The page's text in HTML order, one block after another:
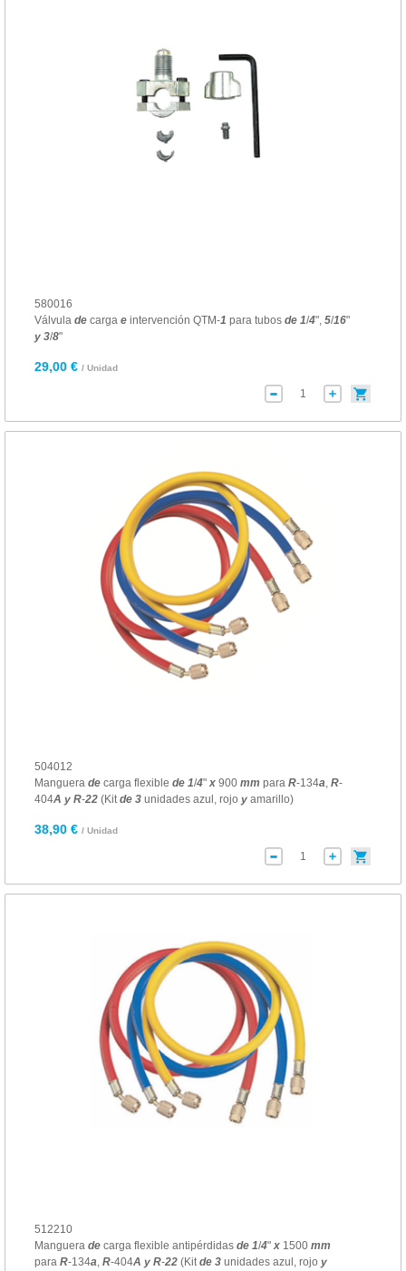
580016
Válvula decarga eintervención QTM-1 para tubos de 1/4", 5/16"
y 3/8"
29,00 € / Unidad
504012
Manguera decarga flexible de 1/4"x900 mm para R-134a, R-
404A y R-22(Kitde 3unidades azul, rojo yamarillo)
38,90 € / Unidad
512210
Manguera decarga flexible antipérdidas de 1/4"x1500 mm
para R-134a, R-404A y R-22(Kitde 3unidades azul, rojo y